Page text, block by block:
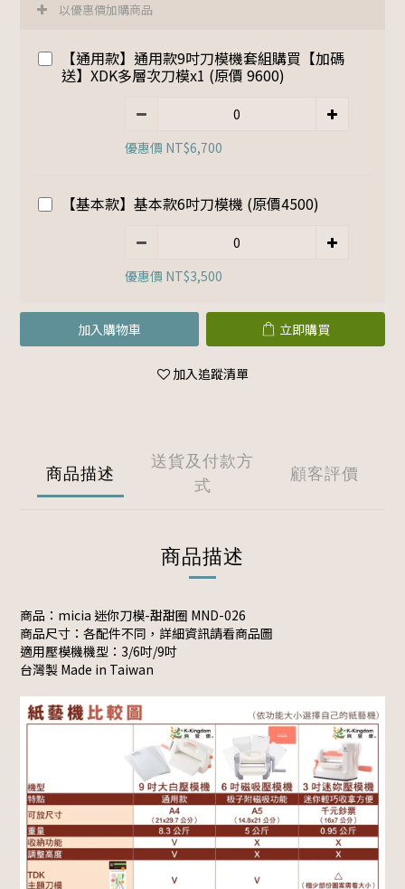
以優惠價加購商品
【通用款】通用款9吋刀模機套組購買【加碼
送】XDK多層次刀模x1 (原價 9600)
優惠價 NT$6,700
【基本款】基本款6吋刀模機 (原價4500)
優惠價 NT$3,500
加入購物車 立即購買
加入追蹤清單
商品描述
送貨及付款方
式
顧客評價
商品描述
商品：micia 迷你刀模-甜甜圈 MND-026
商品尺寸：各配件不同，詳細資訊請看商品圖
適用壓模機機型：3/6吋/9吋
台灣製 Made in Taiwan